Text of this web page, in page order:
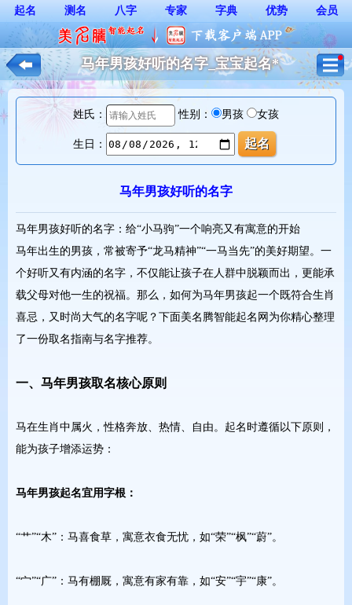
起名 测名 八字 专家 字典 优势 会员
马年男孩好听的名字_宝宝起名*
姓氏： 性别： 男孩 女孩
生日：
马年男孩好听的名字
马年男孩好听的名字：给“小马驹”一个响亮又有寓意的开始
马年出生的男孩，常被寄予“龙马精神”“一马当先”的美好期望。一
个好听又有内涵的名字，不仅能让孩子在人群中脱颖而出，更能承
载父母对他一生的祝福。那么，如何为马年男孩起一个既符合生肖
喜忌，又时尚大气的名字呢？下面美名腾智能起名网为你精心整理
了一份取名指南与名字推荐。
一、马年男孩取名核心原则
马在生肖中属火，性格奔放、热情、自由。起名时遵循以下原则，
能为孩子增添运势：
马年男孩起名宜用字根：
“艹”“木”：马喜食草，寓意衣食无忧，如“荣”“枫”“蔚”。
“宀”“广”：马有棚厩，寓意有家有靠，如“安”“宇”“康”。